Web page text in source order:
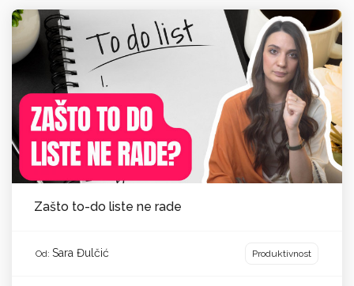
Zašto to-do liste ne rade
Od: Sara Đulčić Produktivnost